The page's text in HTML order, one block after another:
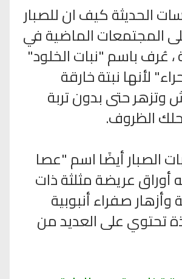
الحديثة كيف ان للصبار
على المجتمعات الماضية في
، عُرف باسم "نبات الخلود"
لأنها نبتة خارقة
وتزهر حتى بدون تربة
الظروف.
الصبار أيضًا اسم "عصا
أوراق عريضة مثلثة ذات
صفراء أنبوبية
تحتوي على العديد من